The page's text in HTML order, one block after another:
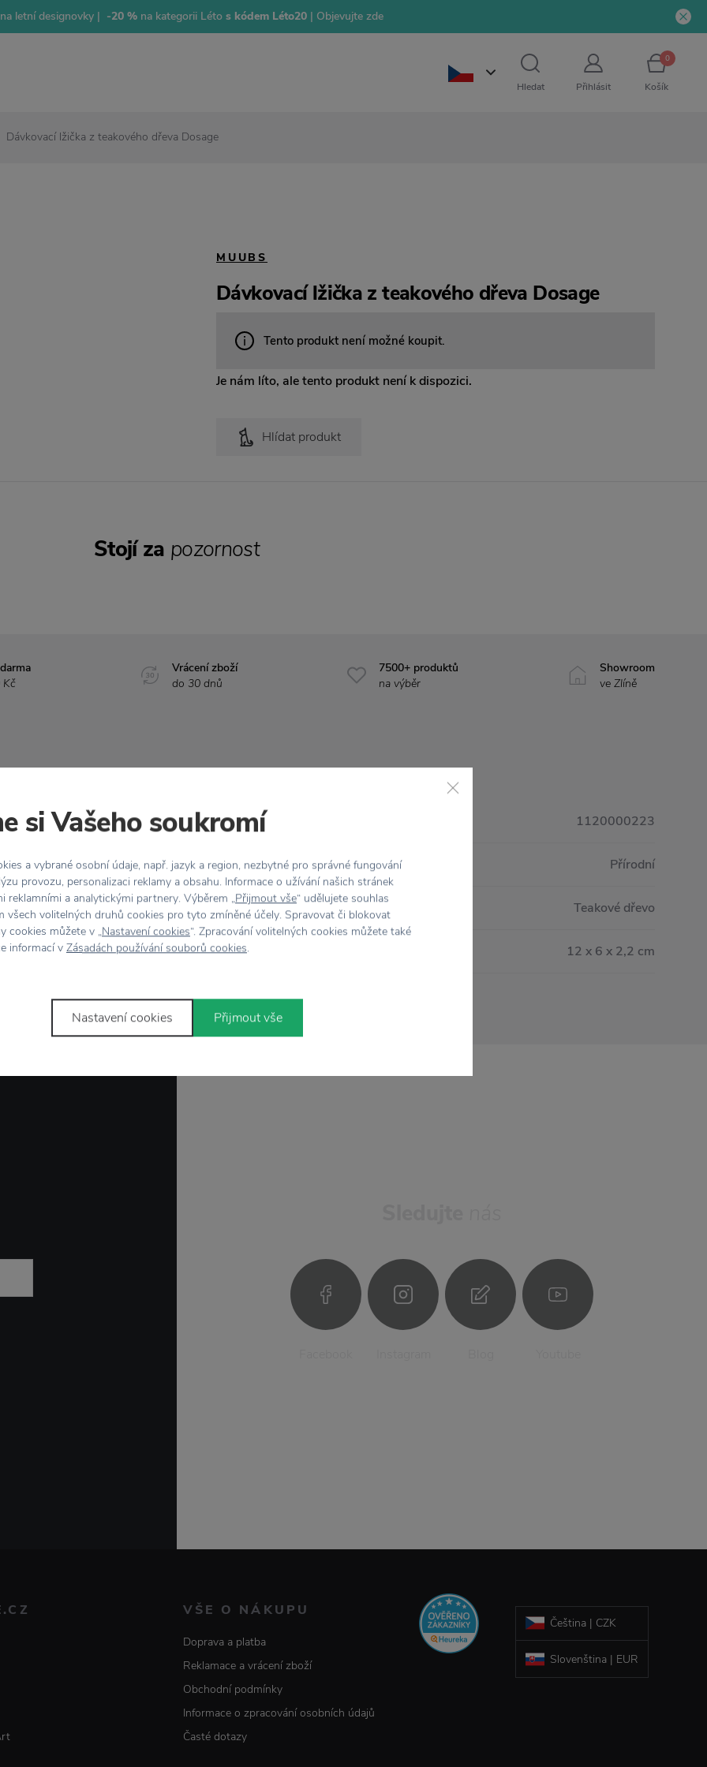
letní designovky | -20 %na kategorii Létos kódem Léto20 | Objevujte zde
Hledat Přihlásit
0
Košík
Dávkovací lžička z teakového dřeva Dosage
MUUBS
Dávkovací lžička z teakového dřeva Dosage
Tento produkt není možné koupit.
Je nám líto, ale tento produkt není k dispozici.
Hlídat produkt
Vrácení zboží
do 30 dnů
7500+ produktů
na výběr
Showroom
ve Zlíně
zejména při
Kód produktu 1120000223
Barva Přírodní
Materiál Teakové dřevo
Rozměr 12 x 6 x 2,2 cm
Stojí za pozornost
VŠE O NÁKUPU
Doprava a platba
Reklamace a vrácení zboží
Obchodní podmínky
Informace o zpracování osobních údajů
Časté dotazy
Čeština | CZK
Slovenština | EUR
si Vašeho soukromí
a vybrané osobní údaje, např. jazyk a region, nezbytné pro správné fungování
provozu, personalizaci reklamy a obsahu. Informace o užívání našich stránek
reklamními a analytickými partnery. Výběrem „Přijmout vše“ udělujete souhlas
všech volitelných druhů cookies pro tyto zmíněné účely. Spravovat či blokovat
cookies můžete v „Nastavení cookies“. Zpracování volitelných cookies můžete také
informací v Zásadách používání souborů cookies.
Nastavení cookies Přijmout vše